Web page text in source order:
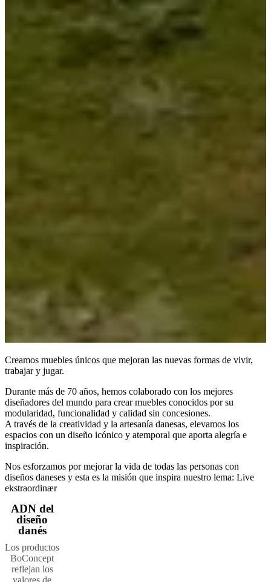
Creamos muebles únicos que mejoran las nuevas formas de vivir,
trabajar y jugar.
Durante más de 70 años, hemos colaborado con los mejores
diseñadores del mundo para crear muebles conocidos por su
modularidad, funcionalidad y calidad sin concesiones.
A través de la creatividad y la artesanía danesas, elevamos los
espacios con un diseño icónico y atemporal que aporta alegría e
inspiración.
Nos esforzamos por mejorar la vida de todas las personas con
diseños daneses y esta es la misión que inspira nuestro lema: Live
ekstraordinær
ADN del
diseño
danés
Los productos
BoConcept
reflejan los
valores de